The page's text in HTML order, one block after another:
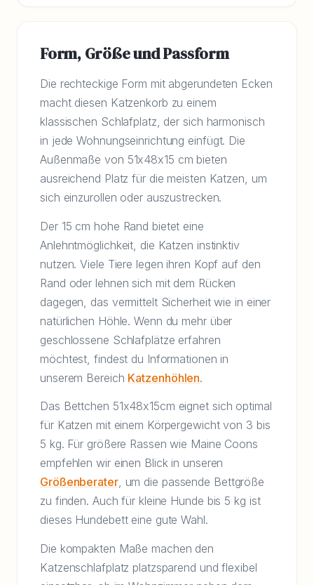
Form, Größe und Passform
Die rechteckige Form mit abgerundeten Ecken
macht diesen Katzenkorb zu einem
klassischen Schlafplatz, der sich harmonisch
in jede Wohnungseinrichtung einfügt. Die
Außenmaße von 51x48x15 cm bieten
ausreichend Platz für die meisten Katzen, um
sich einzurollen oder auszustrecken.
Der 15 cm hohe Rand bietet eine
Anlehntmöglichkeit, die Katzen instinktiv
nutzen. Viele Tiere legen ihren Kopf auf den
Rand oder lehnen sich mit dem Rücken
dagegen, das vermittelt Sicherheit wie in einer
natürlichen Höhle. Wenn du mehr über
geschlossene Schlafplätze erfahren
möchtest, findest du Informationen in
unserem Bereich Katzenhöhlen.
Das Bettchen 51x48x15cm eignet sich optimal
für Katzen mit einem Körpergewicht von 3 bis
5 kg. Für größere Rassen wie Maine Coons
empfehlen wir einen Blick in unseren
Größenberater, um die passende Bettgröße
zu finden. Auch für kleine Hunde bis 5 kg ist
dieses Hundebett eine gute Wahl.
Die kompakten Maße machen den
Katzenschlafplatz platzsparend und flexibel